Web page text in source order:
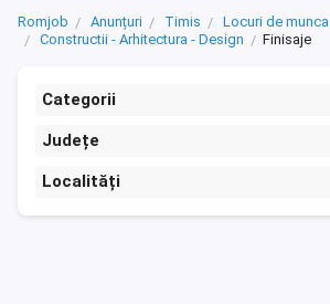
Romjob Anunțuri Timis
Locuri de munca
Constructii - Arhitectura - Design
Finisaje
Categorii
Județe
Localități